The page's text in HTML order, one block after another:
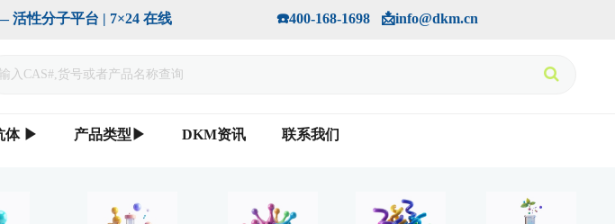
手机版
性分子平台 | 7×24 在线                             ☎️400-168-1698   📩info@dkm.cn
体 ▶ 产品类型▶ DKM资讯 联系我们